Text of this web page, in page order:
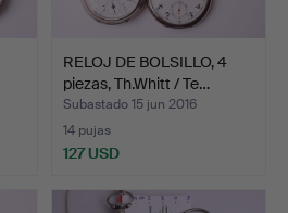
RELOJ DE BOLSILLO, 4
piezas, Th.Whitt / Te…
Subastado 15 jun 2016
14 pujas
127 USD